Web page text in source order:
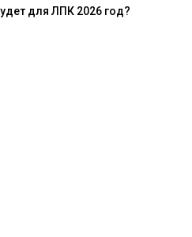
для ЛПК 2026 год?